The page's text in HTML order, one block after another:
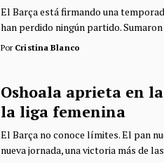
El Barça está firmando una
han perdido ningún partido. Sumaron
Por Cristina Blanco
Oshoala aprieta en
la liga femenina
El Barça no conoce límites. El pan
nueva jornada, una victoria más de las